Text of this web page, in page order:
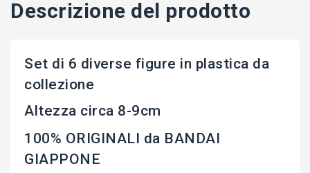
Descrizione del prodotto
Set di 6 diverse figure in plastica da
collezione
Altezza circa 8-9cm
100% ORIGINALI da BANDAI
GIAPPONE